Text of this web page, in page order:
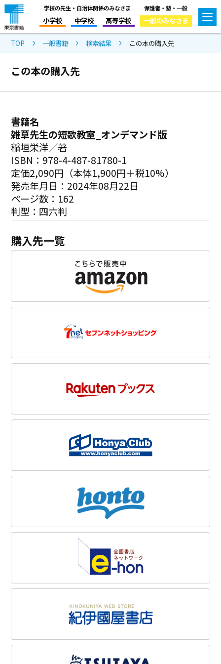
学校の先生・自治体関係のみなさま
小学校 中学校 高等学校
保護者・塾・一般
一般のみなさま
TOP 一般書籍 検索結果 この本の購入先
この本の購入先
書籍名
雑草先生の短歌教室_オンデマンド版
稲垣栄洋／著
ISBN：978-4-487-81780-1
定価2,090円（本体1,900円＋税10%）
発売年月日：2024年08月22日
ページ数：162
判型：四六判
購入先一覧